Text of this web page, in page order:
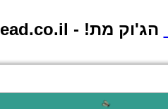
הג'וק מת! - www.jukisdead.co.il